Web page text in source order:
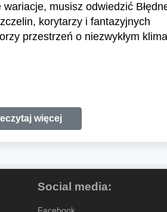
musisz odwiedzić
korytarzy i fantazyjnych
przestrzeń o niezwykłym
więcej
Social media:
Facebook